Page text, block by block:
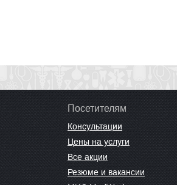
Посетителям
Консультации
Цены на услуги
Все акции
Резюме и вакансии